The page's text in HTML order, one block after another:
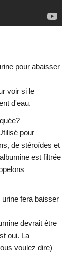
pour abaisser
voir si le
d'eau.
pour
de stéroïdes et
est filtrée
fera baisser
devrait être
oui. La
voulez dire)